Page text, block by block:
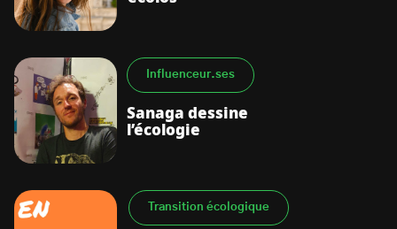
Influenceur.ses
Sanaga dessine
l’écologie
Transition écologique